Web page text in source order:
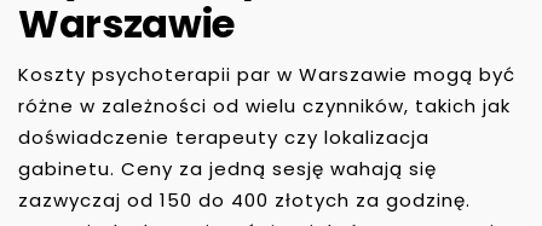
Warszawie
Koszty psychoterapii par w Warszawie mogą być
różne w zależności od wielu czynników, takich jak
doświadczenie terapeuty czy lokalizacja
gabinetu. Ceny za jedną sesję wahają się
zazwyczaj od 150 do 400 złotych za godzinę.